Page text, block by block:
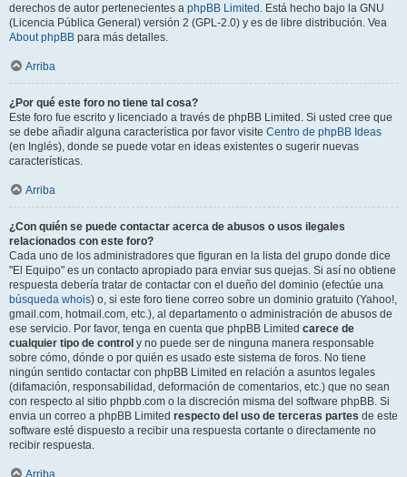
derechos de autor pertenecientes a phpBB Limited . Está hecho bajo la GNU
(Licencia Pública General) versión 2 (GPL-2.0) y es de libre distribución. Vea
About phpBB para más detalles.
Arriba
¿Por qué este foro no tiene tal cosa?
Este foro fue escrito y licenciado a través de phpBB Limited. Si usted cree que
se debe añadir alguna característica por favor visite Centro de phpBB Ideas
(en Inglés), donde se puede votar en ideas existentes o sugerir nuevas
características.
Arriba
¿Con quién se puede contactar acerca de abusos o usos ilegales
relacionados con este foro?
Cada uno de los administradores que figuran en la lista del grupo donde dice
"El Equipo" es un contacto apropiado para enviar sus quejas. Si así no obtiene
respuesta debería tratar de contactar con el dueño del dominio (efectúe una
búsqueda whois) o, si este foro tiene correo sobre un dominio gratuito (Yahoo!,
gmail.com, hotmail.com, etc.), al departamento o administración de abusos de
ese servicio. Por favor, tenga en cuenta que phpBB Limited carece de
cualquier tipo de control y no puede ser de ninguna manera responsable
sobre cómo, dónde o por quién es usado este sistema de foros. No tiene
ningún sentido contactar con phpBB Limited en relación a asuntos legales
(difamación, responsabilidad, deformación de comentarios, etc.) que no sean
con respecto al sitio phpbb.com o la discreción misma del software phpBB. Si
envia un correo a phpBB Limited respecto del uso de terceras partes de este
software esté dispuesto a recibir una respuesta cortante o directamente no
recibir respuesta.
Arriba